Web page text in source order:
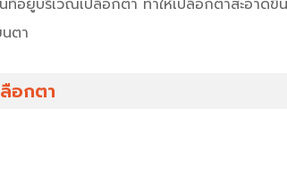
ตา
อกตา